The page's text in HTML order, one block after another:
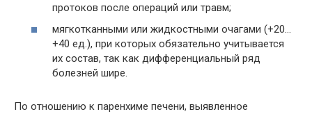
протоков после операций или травм;
мягкотканными или жидкостными очагами (+20…
+40 ед.), при которых обязательно учитывается
их состав, так как дифференциальный ряд
болезней шире.
По отношению к паренхиме печени, выявленное